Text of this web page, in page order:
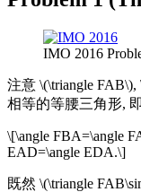
IMO 2016
注意 \(\triangle
相等的等腰三角形, 即
\[\angle FBA=\angle
EAD=\angle EDA.\]
既然 \(\triangle